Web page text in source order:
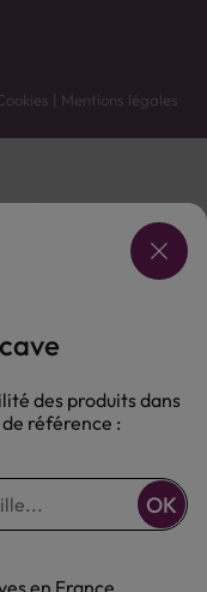
| Mentions légales
plus de renseignements.
AVEC MODÉRATION.
des produits dans
référence :
OK
en France